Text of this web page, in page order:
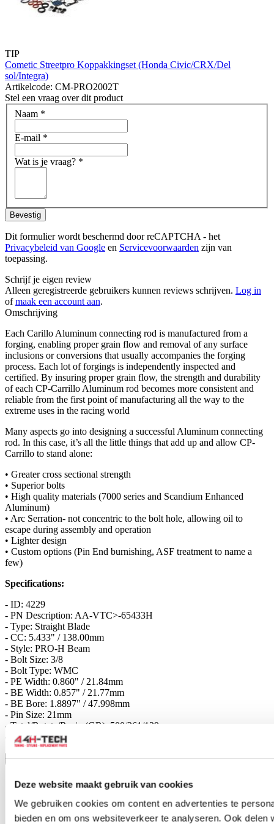
Deze website maakt gebruik van cookies
We gebruiken cookies om content en advertenties te
bieden en om ons websiteverkeer te analyseren. Ook
TIP
Cometic Streetpro Koppakkingset (Honda Civic/CRX/Del
sol/Integra)
Artikelcode: CM-PRO2002T
Stel een vraag over dit product
Naam *
E-mail *
Wat is je vraag? *
Bevestig
Dit formulier wordt beschermd door reCAPTCHA - het
Privacybeleid van Google en Servicevoorwaarden zijn van
toepassing.
Schrijf je eigen review
Alleen geregistreerde gebruikers kunnen reviews schrijven. Log in
ofmaak een account aan.
Omschrijving
Each Carillo Aluminum connecting rod is manufactured from a
forging, enabling proper grain flow and removal of any surface
inclusions or conversions that usually accompanies the forging
process. Each lot of forgings is independently inspected and
certified. By insuring proper grain flow, the strength and durability
of each CP-Carrillo Aluminum rod becomes more consistent and
reliable from the first point of manufacturing all the way to the
extreme uses in the racing world
Many aspects go into designing a successful Aluminum connecting
rod. In this case, it’s all the little things that add up and allow CP-
Carrillo to stand alone:
• Greater cross sectional strength
• Superior bolts
• High quality materials (7000 series and Scandium Enhanced
Aluminum)
• Arc Serration- not concentric to the bolt hole, allowing oil to
escape during assembly and operation
• Lighter design
• Custom options (Pin End burnishing, ASF treatment to name a
few)
Specifications:
- ID: 4229
- PN Description: AA-VTC>-65433H
- Type: Straight Blade
- CC: 5.433" / 138.00mm
- Style: PRO-H Beam
- Bolt Size: 3/8
- Bolt Type: WMC
- PE Width: 0.860" / 21.84mm
- BE Width: 0.857" / 21.77mm
- BE Bore: 1.8897" / 47.998mm
- Pin Size: 21mm
- Total/Rotate/Recip (GR): 500/361/139
- FN: H-11 Tool Steel Bolts
Toon meer
Naam*
E-mail*